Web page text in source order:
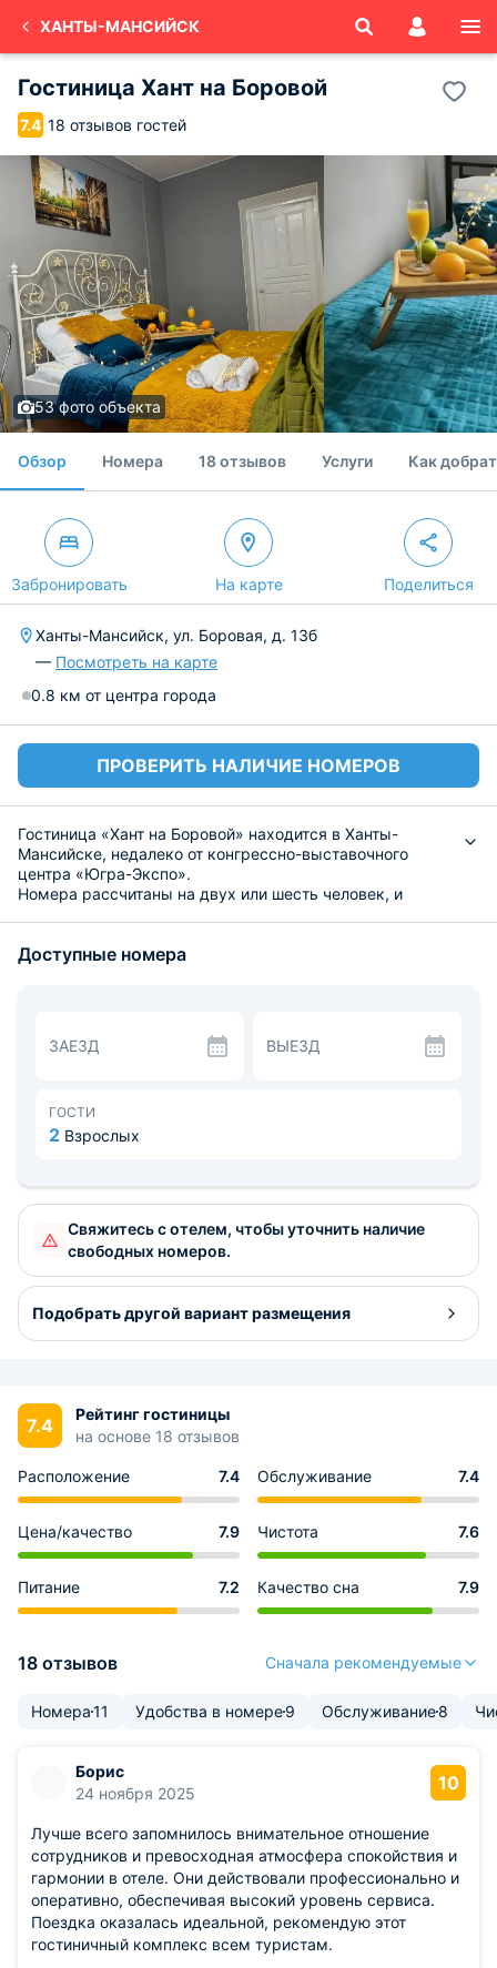
ХАНТЫ-МАНСИЙСК
Гостиница Хант на Боровой
7.4 18 отзывов гостей
53 фото объекта
Обзор Номера 18 отзывов Услуги Как
Забронировать На карте Поделиться
Ханты-Мансийск, ул. Боровая, д. 13б
— Посмотреть на карте
0.8 км от центра города
ПРОВЕРИТЬ НАЛИЧИЕ НОМЕРОВ
Гостиница «Хант на Боровой» находится в Ханты-
Мансийске, недалеко от конгрессно-выставочного
центра «Югра-Экспо».
Номера рассчитаны на двух или шесть человек, и
находится на этаже.
художественных промыслов и ремесел, Музей
природы и человека и парк им. Бориса Лосева в 1,5.
Доступные номера
ЗАЕЗД ВЫЕЗД
ГОСТИ
2 Взрослых
Свяжитесь с отелем, чтобы уточнить наличие
свободных номеров.
Подобрать другой вариант размещения
7.4
Рейтинг гостиницы
на основе 18 отзывов
Расположение 7.4 Обслуживание 7.4
Цена/качество 7.9 Чистота 7.6
Питание 7.2 Качество сна 7.9
18 отзывов Сначала рекомендуемые
Номера11 Удобства в номере9 Обслуживание8
Борис
24 ноября 2025
10
Лучше всего запомнилось внимательное отношение
сотрудников и превосходная атмосфера спокойствия и
гармонии в отеле. Они действовали профессионально и
оперативно, обеспечивая высокий уровень сервиса.
Поездка оказалась идеальной, рекомендую этот
гостиничный комплекс всем туристам.